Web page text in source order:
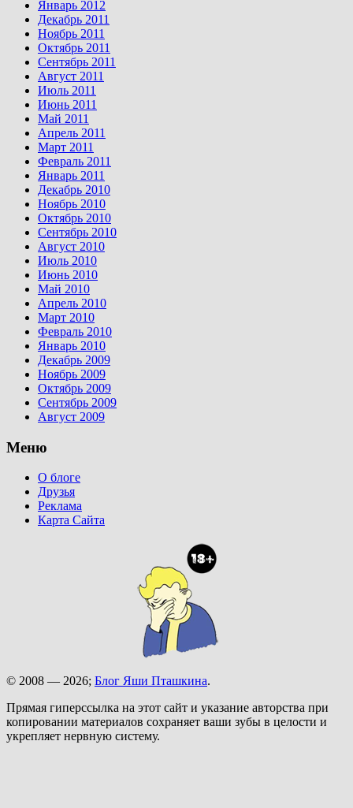
Январь 2012
Декабрь 2011
Ноябрь 2011
Октябрь 2011
Сентябрь 2011
Август 2011
Июль 2011
Июнь 2011
Май 2011
Апрель 2011
Март 2011
Февраль 2011
Январь 2011
Декабрь 2010
Ноябрь 2010
Октябрь 2010
Сентябрь 2010
Август 2010
Июль 2010
Июнь 2010
Май 2010
Апрель 2010
Март 2010
Февраль 2010
Январь 2010
Декабрь 2009
Ноябрь 2009
Октябрь 2009
Сентябрь 2009
Август 2009
Меню
О блоге
Друзья
Реклама
Карта Сайта
© 2008 — 2026; Блог Яши Пташкина.
Прямая гиперссылка на этот сайт и указание авторства при
копировании материалов сохраняет ваши зубы в целости и
укрепляет нервную систему.